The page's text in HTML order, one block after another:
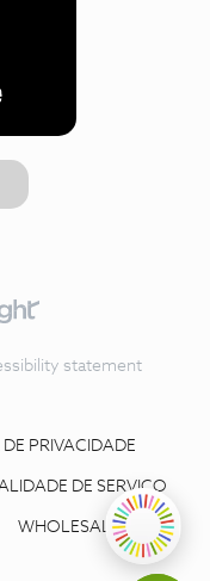
statement
PRIVACIDADE
DE SERVIÇO
WHOLESALE